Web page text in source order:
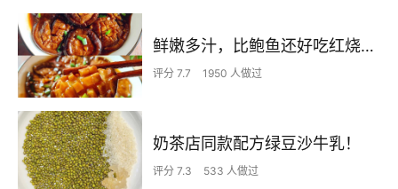
鲜嫩多汁，比鲍鱼还好吃红烧香菇
评分 7.7 1950 人做过
奶茶店同款配方绿豆沙牛乳！
评分 7.3 533 人做过